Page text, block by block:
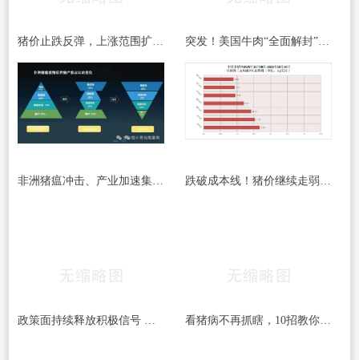
猪价止跌反弹，上涨范围扩大！8月7日行情分析：这次能涨多久？ 突发！美国牛肉“全面解封”，400+工厂重启输华，国内牛价要“降”？
非洲猪瘟冲击、产业加速集中与中国生猪产能稳定性研究 跌破成本线！猪价继续走弱，养殖端亏损扩大！
看猪病不再抓瞎，10招教你轻松判定猪是否生病